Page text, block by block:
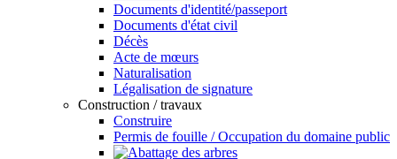
Documents d'identité/passeport
Documents d'état civil
Décès
Acte de mœurs
Naturalisation
Légalisation de signature
Construction / travaux
Construire
Permis de fouille / Occupation du domaine public